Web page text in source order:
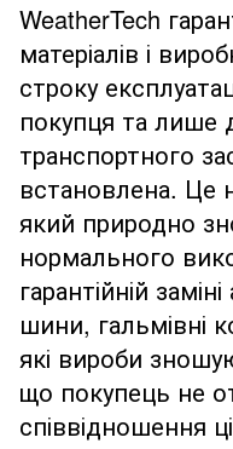
WeatherTech
матеріалів і
строку
покупця та лише
транспортного
встановлена. Це
який природно
нормального
гарантійній
шини, гальмівні
які вироби
що покупець не
співвідношення